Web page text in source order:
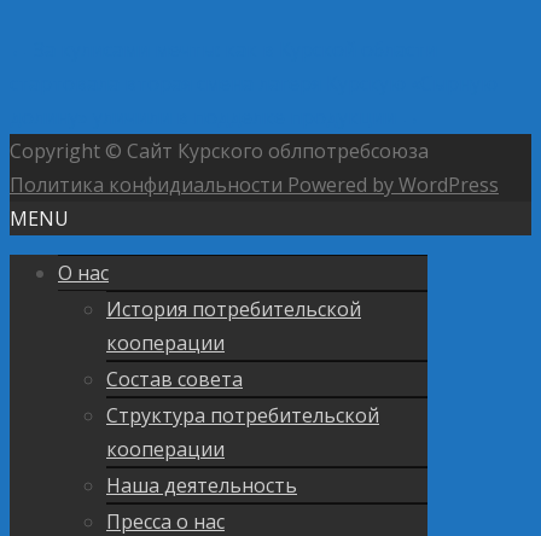
Copyright © Сайт Курского облпотребсоюза
Политика конфидиальности Powered by WordPress
MENU
О нас
История потребительской
кооперации
Состав совета
Структура потребительской
кооперации
Наша деятельность
Пресса о нас